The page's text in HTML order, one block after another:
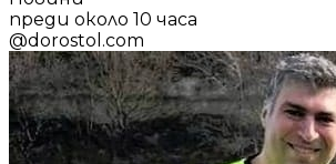
преди около 10 часа
@dorostol.com